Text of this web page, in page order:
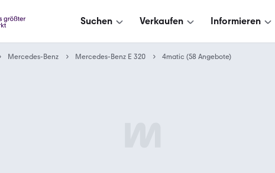
Suchen Verkaufen Informieren
Mercedes-Benz Mercedes-Benz E 320 4matic (58 Angebote)